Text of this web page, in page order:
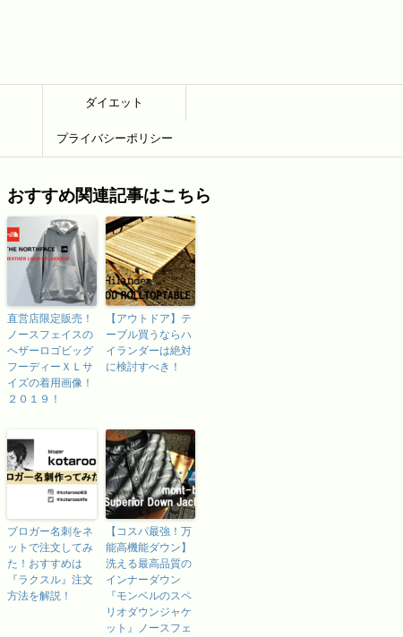
ダイエット
プライバシーポリシー
おすすめ関連記事はこちら
直営店限定販売！
ノースフェイスの
ヘザーロゴビッグ
フーディーＸＬサ
イズの着用画像！
２０１９！
【アウトドア】テ
ーブル買うならハ
イランダーは絶対
に検討すべき！
ブロガー名刺をネ
ットで注文してみ
た！おすすめは
『ラクスル』注文
方法を解説！
【コスパ最強！万
能高機能ダウン】
洗える最高品質の
インナーダウン
『モンベルのスペ
リオダウンジャケ
ット』ノースフェ